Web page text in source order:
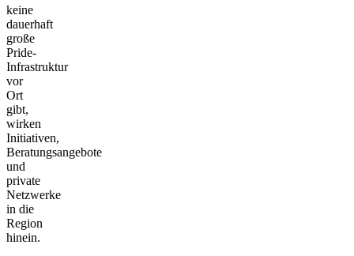
keine
dauerhaft
große
Pride-
Infrastruktur
vor
Ort
gibt,
wirken
Initiativen,
Beratungsangebote
und
private
Netzwerke
in die
Region
hinein.